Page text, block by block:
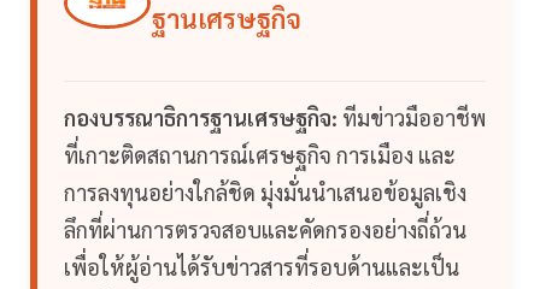
ฐานเศรษฐกิจ
กองบรรณาธิการฐานเศรษฐกิจ: ทีมข่าวมืออาชีพ
ที่เกาะติดสถานการณ์เศรษฐกิจ การเมือง และ
การลงทุนอย่างใกล้ชิด มุ่งมั่นนำเสนอข้อมูลเชิง
ลึกที่ผ่านการตรวจสอบและคัดกรองอย่างถี่ถ้วน
เพื่อให้ผู้อ่านได้รับข่าวสารที่รอบด้านและเป็น